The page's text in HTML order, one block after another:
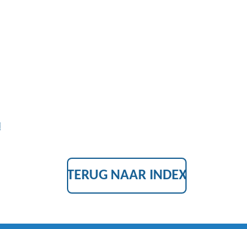
TERUG NAAR INDEX